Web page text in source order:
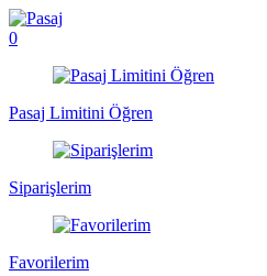
0
Pasaj Limitini Öğren
Siparişlerim
Favorilerim